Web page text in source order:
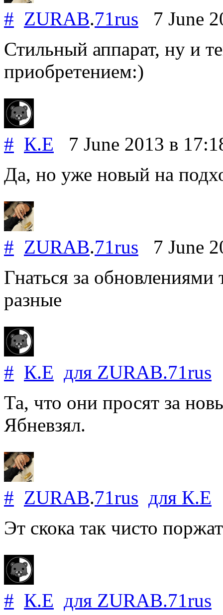
# ZURAB.71rus 7 June
Стильный аппарат, ну и
приобретением:)
# К.Е 7 June 2013 в
Да, но уже новый на
# ZURAB.71rus 7 June
Гнаться за
разные
# К.Е для ZURAB.71rus
Та, что они просят за
Ябневзял.
# ZURAB.71rus для К.Е
Эт скока так чисто
# К.Е для ZURAB.71rus